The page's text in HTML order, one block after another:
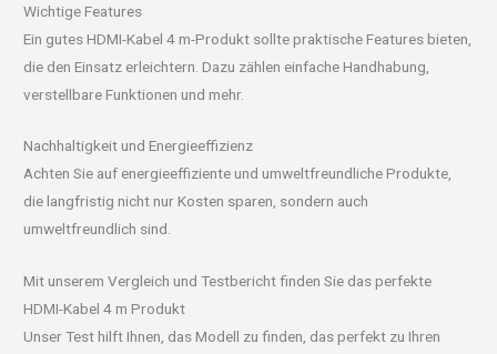
Wichtige Features
Ein gutes HDMI-Kabel 4 m-Produkt sollte praktische Features bieten,
die den Einsatz erleichtern. Dazu zählen einfache Handhabung,
verstellbare Funktionen und mehr.
Nachhaltigkeit und Energieeffizienz
Achten Sie auf energieeffiziente und umweltfreundliche Produkte,
die langfristig nicht nur Kosten sparen, sondern auch
umweltfreundlich sind.
Mit unserem Vergleich und Testbericht finden Sie das perfekte
HDMI-Kabel 4 m Produkt
Unser Test hilft Ihnen, das Modell zu finden, das perfekt zu Ihren